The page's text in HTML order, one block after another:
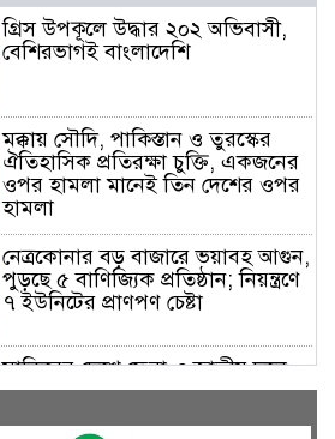
গ্রিস উপকূলে উদ্ধার ২০২ অভিবাসী,
বেশিরভাগই বাংলাদেশি
মক্কায় সৌদি, পাকিস্তান ও তুরস্কের
ঐতিহাসিক প্রতিরক্ষা চুক্তি, একজনের
ওপর হামলা মানেই তিন দেশের ওপর
হামলা
নেত্রকোনার বড় বাজারে ভয়াবহ আগুন,
পুড়ছে ৫ বাণিজ্যিক প্রতিষ্ঠান; নিয়ন্ত্রণে
৭ ইউনিটের প্রাণপণ চেষ্টা
সাকিবের দেশে ফেরা ও জাতীয় দলে
ফেরার সম্ভাবনা নেই, ইঙ্গিত ক্রীড়া